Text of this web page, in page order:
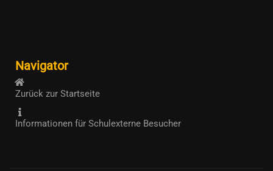
Navigator
Zurück zur Startseite
Informationen für Schulexterne Besucher